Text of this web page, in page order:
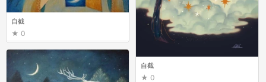
自截
0
自截
0